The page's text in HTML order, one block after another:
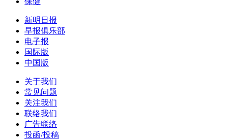
新明日报
早报俱乐部
电子报
国际版
中国版
关于我们
常见问题
关注我们
联络我们
广告联络
投函/投稿